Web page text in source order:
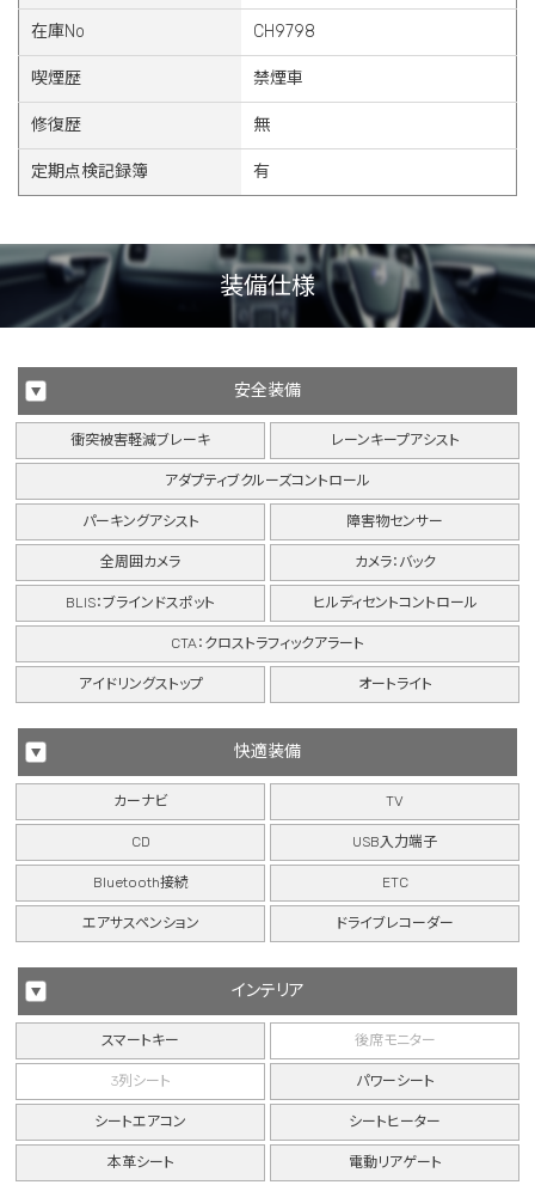
在庫No CH9798
喫煙歴 禁煙車
修復歴 無
定期点検記録簿 有
装備仕様
安全装備
衝突被害軽減ブレーキ
アダプティブクルーズコントロール
レーンキープアシスト
パーキングアシスト 障害物センサー
全周囲カメラ カメラ：バック
BLIS：ブラインドスポット ヒルディセントコントロール
CTA：クロストラフィックアラート
アイドリングストップ オートライト
快適装備
カーナビ TV
CD USB入力端子
Bluetooth接続 ETC
エアサスペンション ドライブレコーダー
インテリア
スマートキー 後席モニター
3列シート パワーシート
シートエアコン シートヒーター
本革シート 電動リアゲート